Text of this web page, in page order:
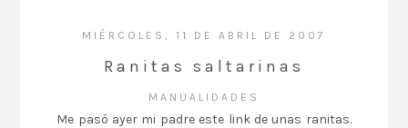
MIÉRCOLES, 11 DE ABRIL DE 2007
Ranitas saltarinas
MANUALIDADES
Me pasó ayer mi padre este link deunas ranitas.